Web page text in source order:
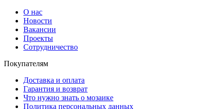
О нас
Новости
Вакансии
Проекты
Сотрудничество
Покупателям
Доставка и оплата
Гарантия и возврат
Что нужно знать о мозаике
Политика персональных данных